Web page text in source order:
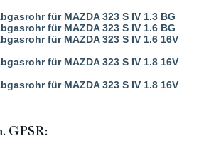
für MAZDA 323 S IV 1.3 BG
für MAZDA 323 S IV 1.6 BG
für MAZDA 323 S IV 1.6 16V
für MAZDA 323 S IV 1.8 16V
für MAZDA 323 S IV 1.8 16V
GPSR: